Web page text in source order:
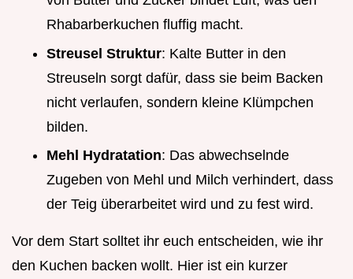
Rhabarberkuchen fluffig macht.
Streusel Struktur: Kalte Butter in den
Streuseln sorgt dafür, dass sie beim Backen
nicht verlaufen, sondern kleine Klümpchen
bilden.
Mehl Hydratation: Das abwechselnde
Zugeben von Mehl und Milch verhindert, dass
der Teig überarbeitet wird und zu fest wird.
Vor dem Start solltet ihr euch entscheiden, wie ihr
den Kuchen backen wollt. Hier ist ein kurzer